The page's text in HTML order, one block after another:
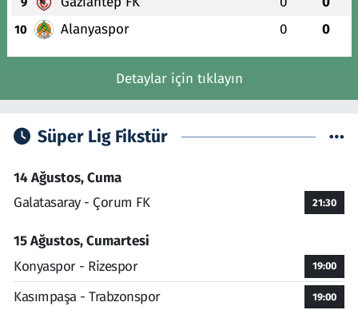
10 Alanyaspor 0 0
Detaylar için tıklayın
Süper Lig Fikstür
14 Ağustos, Cuma
Galatasaray - Çorum FK
21:30
15 Ağustos, Cumartesi
Konyaspor - Rizespor
19:00
Kasımpaşa - Trabzonspor 19:00